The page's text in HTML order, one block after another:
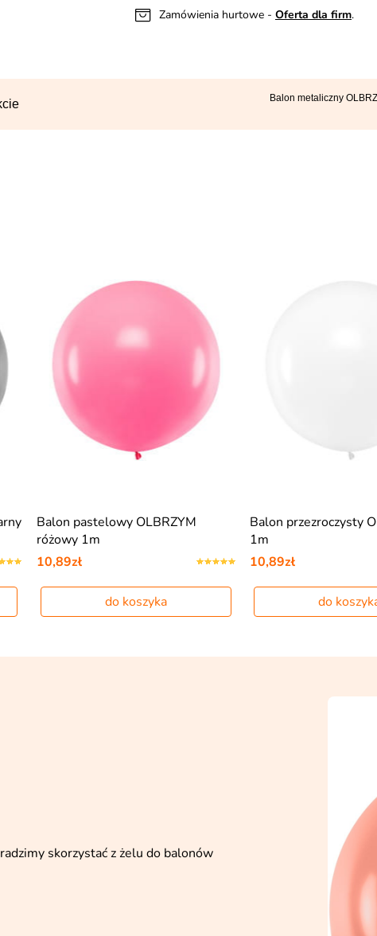
Zamówienia hurtowe - Oferta dla firm.
Balon metaliczny
Balon pastelowy OLBRZYM
różowy 1m
10,89zł
do koszyka
Balon przezroczysty
1m
10,89zł
do
skorzystać z żelu do balonów